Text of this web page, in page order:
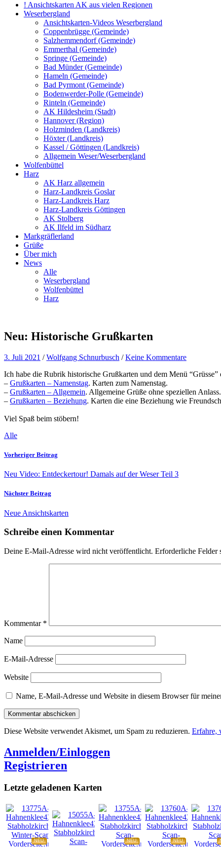
! Ansichtskarten AK aus vielen Regionen
Weserbergland
Ansichtskarten-Videos Weserbergland
Coppenbrügge (Gemeinde)
Salzhemmendorf (Gemeinde)
Emmerthal (Gemeinde)
Springe (Gemeinde)
Bad Münder (Gemeinde)
Hameln (Gemeinde)
Bad Pyrmont (Gemeinde)
Bodenwerder-Polle (Gemeinde)
Rinteln (Gemeinde)
AK Hildesheim (Stadt)
Hannover (Region)
Holzminden (Landkreis)
Höxter (Landkreis)
Kassel / Göttingen (Landkreis)
Allgemein Weser/Weserbergland
Wolfenbüttel
Harz
AK Harz allgemein
Harz-Landkreis Goslar
Harz-Landkreis Harz
Harz-Landkreis Göttingen
AK Stolberg
AK Ilfeld im Südharz
Markgräflerland
Grüße
Über mich
News
Alle
Weserbergland
Wolfenbüttel
Harz
Neu: Historische Grußkarten
3. Juli 2021 /Wolfgang Schnurbusch /Keine Kommentare
Ich habe die Rubrik historische Grußkarten und dem Menü
– Grußkarten – Namenstag. Karten zum Namenstag.
– Grußkarten – Allgemein. Allgemeine Grüße ohne speziellen Anlass.
– Grußkarten – Beziehung. Karten die eine Beziehung wie
Viel Spaß beim stöbern!
Alle
Vorheriger Beitrag
Neu Video: Entdeckertour! Damals auf der Weser Teil 3
Nächster Beitrag
Neue Ansichtskarten
Schreibe einen Kommentar
Deine E-Mail-Adresse wird nicht veröffentlicht. Erforderliche Felder
Kommentar *
Name
E-Mail-Adresse
Website
Name, E-Mail-Adresse und Website in diesem Browser für
Diese Website verwendet Akismet, um Spam zu reduzieren. Erfahre,
Anmelden/Einloggen
Registrieren
Letzte geladenen Karten
NEU NEU NEU